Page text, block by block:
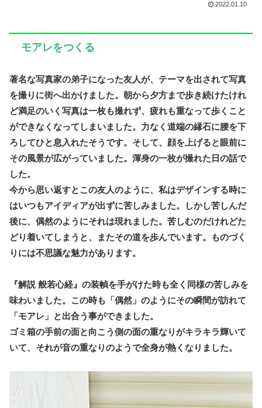
2022.01.10
モアレをつくる
著名な写真家の弟子になった友人が、テーマを出されて写真
を撮りに街へ出かけました。朝から夕方まで歩き続けたけれ
ど満足のいく写真は一枚も撮れず、疲れも重なって歩くこと
ができなくなってしまいました。力なく道端の縁石に腰を下
ろしてひと息入れたそうです。そして、顔を上げると眼前に
その風景が広がっていました。渾身の一枚が撮れた日の話で
した。
今から思い返すとこの友人のように、私はデザインする時に
はいつもアイディアが出ずに苦しみました。しかし苦しんだ
後に、偶然のようにそれは現れました。苦しむのだけれどた
どり着いてしまうと、またその道を歩んでいます。ものづく
りには不思議な魅力があります。
『解説 般若心経』の装幀を手がけた時も全く同様の苦しみを
味わいました。この時も「偶然」のようにその瞬間が訪れて
「モアレ」と出合う事ができました。
ゴミ箱の手前の面と向こう側の面の重なりがキラキラ輝いて
いて、それが音の重なりのようで全身が熱くなりました。